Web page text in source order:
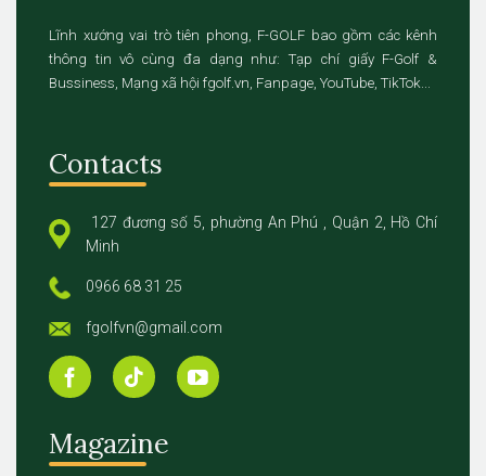
Lĩnh xướng vai trò tiên phong, F-GOLF bao gồm các kênh
thông tin vô cùng đa dạng như: Tạp chí giấy F-Golf &
Bussiness, Mạng xã hội fgolf.vn, Fanpage, YouTube, TikTok...
Contacts
127 đương số 5, phường An Phú , Quận 2, Hồ Chí
Minh
0966 68 31 25
fgolfvn@gmail.com
Magazine